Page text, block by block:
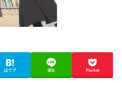
はてブ 送る Pocket